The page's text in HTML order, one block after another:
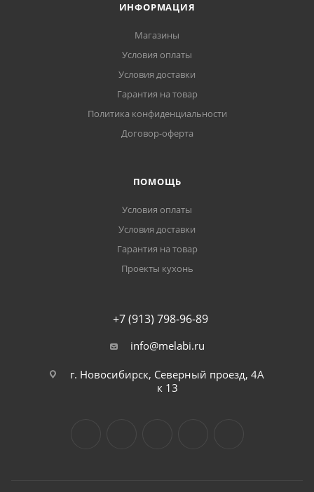
ИНФОРМАЦИЯ
Магазины
Условия оплаты
Условия доставки
Гарантия на товар
Политика конфиденциальности
Договор-оферта
ПОМОЩЬ
Условия оплаты
Условия доставки
Гарантия на товар
Проекты кухонь
+7 (913) 798-96-89
info@melabi.ru
г. Новосибирск, Северный проезд, 4А
к 13